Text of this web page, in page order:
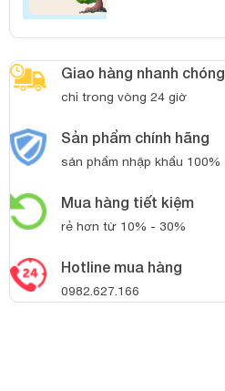
Giao hàng nhanh chóng
chỉ trong vòng 24 giờ
Sản phẩm chính hãng
sản phẩm nhập khẩu 100%
Mua hàng tiết kiệm
rẻ hơn từ 10% - 30%
Hotline mua hàng
0982.627.166